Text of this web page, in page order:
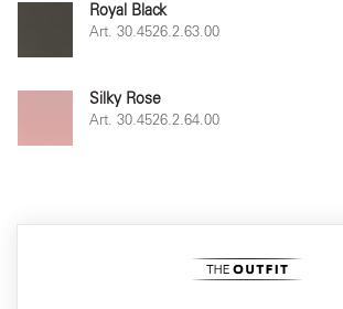
Royal Black
Art. 30.4526.2.63.00
Silky Rose
Art. 30.4526.2.64.00